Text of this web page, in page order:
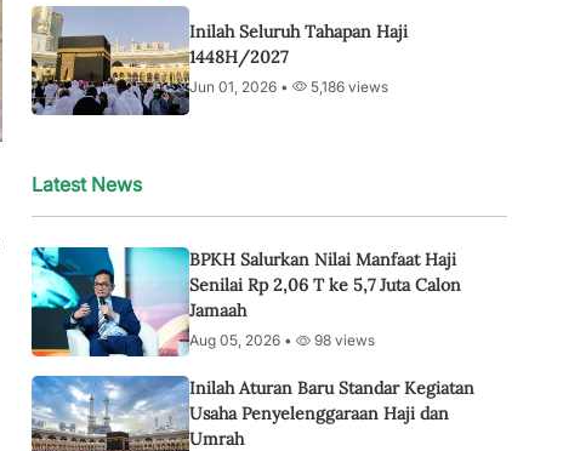
Inilah Seluruh Tahapan Haji
1448H/2027
Jun 01, 2026 • 5,186 views
Latest News
BPKH Salurkan Nilai Manfaat Haji
Senilai Rp 2,06 T ke 5,7 Juta Calon
Jamaah
Aug 05, 2026 • 98 views
Inilah Aturan Baru Standar Kegiatan
Usaha Penyelenggaraan Haji dan
Umrah